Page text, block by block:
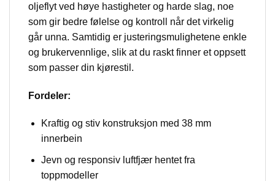
olje­flyt ved høye hastigheter og harde slag, noe
som gir bedre følelse og kontroll når det virkelig
går unna. Samtidig er justeringsmulighetene enkle
og brukervennlige, slik at du raskt finner et oppsett
som passer din kjørestil.
Fordeler:
Kraftig og stiv konstruksjon med 38 mm
innerbein
Jevn og responsiv luftfjær hentet fra
toppmodeller